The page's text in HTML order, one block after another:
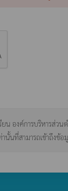
น องค์การบริหารส่
นั้นที่สามารถเข้าถึงข้อ